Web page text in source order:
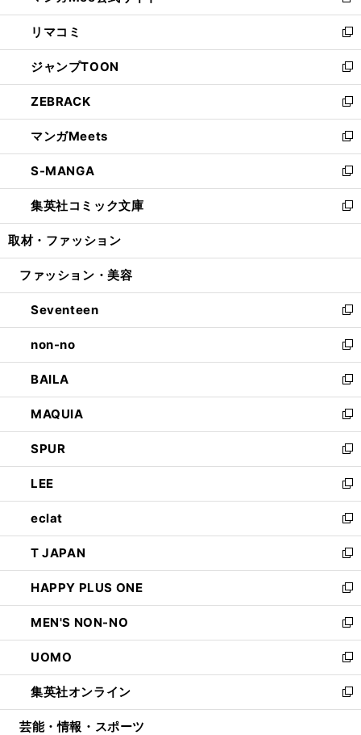
ウ
で
開
く
ン
ド
ウ
で
開
く
ウ
ィ
ン
ド
ウ
で
開
く
し
い
ウ
ィ
ン
ド
ウ
で
開
く
リマコミ
新
し
い
ウ
ィ
ン
ド
ウ
で
開
く
ジャンプTOON
新
し
い
ウ
ィ
ン
ド
ウ
で
開
ZEBRACK
新
し
い
ウ
ィ
ン
ド
ウ
開
マンガMeets
新
し
い
ウ
ィ
ン
ウ
開
く
S-MANGA
新
し
い
ウ
ン
ウ
で
開
く
集英社コミック文庫
新
し
ウ
ン
ド
ウ
で
開
く
取材・ファッション
ファッション・美容
Seventeen
新
し
い
ウ
ィ
ン
ド
ウ
で
開
く
non-no
新
し
い
ウ
ィ
ン
ド
ウ
で
開
く
BAILA
新
し
い
ウ
ィ
ン
ド
ウ
で
開
く
MAQUIA
新
し
い
ウ
ィ
ン
ド
ウ
で
開
く
SPUR
新
し
い
ウ
ィ
ン
ド
ウ
で
開
く
LEE
新
し
い
ウ
ィ
ン
ド
ウ
で
開
く
eclat
新
し
い
ウ
ィ
ン
ド
ウ
で
開
く
T JAPAN
新
し
い
ウ
ィ
ン
ド
ウ
で
開
HAPPY PLUS ONE
新
し
い
ウ
ィ
ン
ド
ウ
MEN'S NON-NO
新
し
い
ウ
ィ
ン
UOMO
新
し
い
ウ
集英社オンライン
新
し
芸能・情報・スポーツ